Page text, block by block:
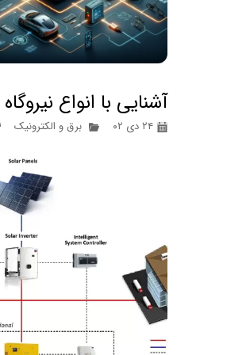
آشنایی با انواع
۲۴ دی ۰۲ برق و الکترونیک